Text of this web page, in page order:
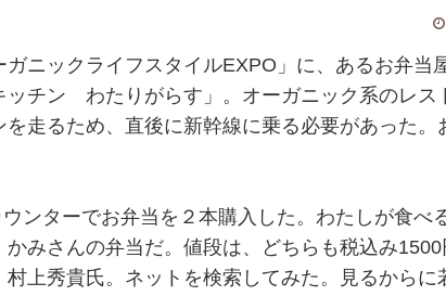
ニックライフスタイルEXPO」に、あるお弁当
ッチン わたりがらす」。オーガニック系のレス
走るため、直後に新幹線に乗る必要があった。
ンターでお弁当を２本購入した。わたしが食べ
みさんの弁当だ。値段は、どちらも税込み1500
上秀貴氏。ネットを検索してみた。見るからに